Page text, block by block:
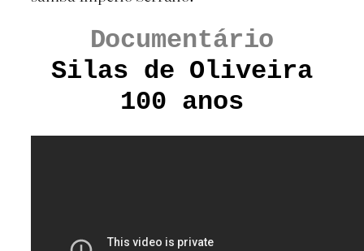
Documentário
Silas de Oliveira
100 anos